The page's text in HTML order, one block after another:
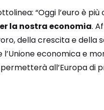
“Oggi l’euro è
la nostra economia.
della crescita e della
economica e
all’Europa di